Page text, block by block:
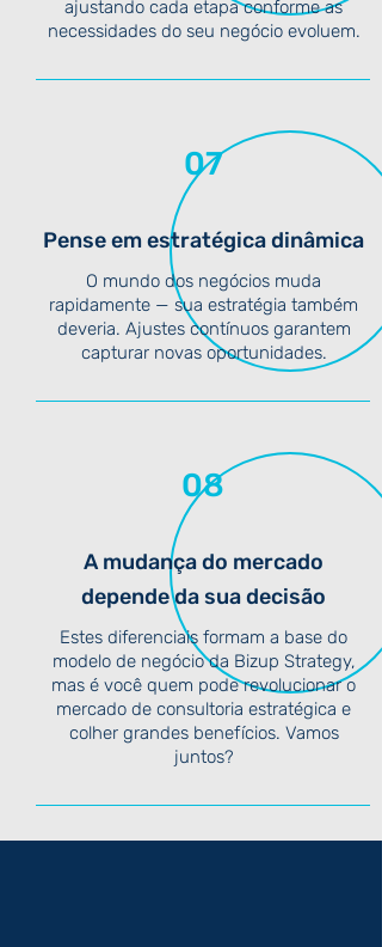
ajustando cada etapa conforme as
necessidades do seu negócio evoluem.
07
Pense em estratégica dinâmica
O mundo dos negócios muda
rapidamente — sua estratégia também
deveria. Ajustes contínuos garantem
capturar novas oportunidades.
08
A mudança do mercado
depende da sua decisão
Estes diferenciais formam a base do
modelo de negócio da Bizup Strategy,
mas é você quem pode revolucionar o
mercado de consultoria estratégica e
colher grandes benefícios. Vamos
juntos?